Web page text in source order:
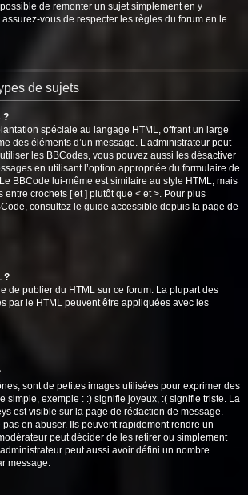
de remonter un sujet simplement en y
vous de respecter les règles du forum en le
de sujets
?
spéciale au langage HTML, offrant un large
des éléments d’un message. L’administrateur peut
les BBCodes, vous pouvez aussi les désactiver
en utilisant l’option appropriée du formulaire de
BBCode lui-même est similaire au style HTML, mais
entre crochets [ et ] plutôt que < et >. Pour plus
consultez le guide accessible depuis la page de
?
de publier du HTML sur ce forum. La plupart des
par le HTML peuvent être appliquées avec les
sont de petites images utilisées pour exprimer des
simple, exemple : :) signifie joyeux, :( signifie triste. La
est visible sur la page de rédaction de message.
pas en abuser. Ils peuvent rapidement rendre un
peut décider de les retirer ou simplement
peut aussi avoir défini un nombre
message.